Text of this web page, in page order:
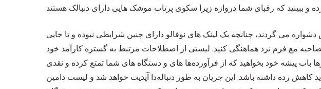
می گردند، چنانچه بک لینک های نوفالو دارای چنین شرایطی نبوده و تا جایی
مع فرم نزد هماهنگی کنید. لیستی از اصطلاحات مرتبط به گستره کارآمد خود
باب پیشه خود بخواهید که از فرآورده‌ها های و دستگاه های شما تمتع کرده و نقدی
رده داشته باشد. این جریان به طور دنباله‌دا آپدیت خواهد شد و لیست دامین